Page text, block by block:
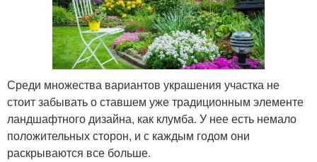
Среди множества вариантов украшения участка не
стоит забывать о ставшем уже традиционным элементе
ландшафтного дизайна, как клумба. У нее есть немало
положительных сторон, и с каждым годом они
раскрываются все больше.